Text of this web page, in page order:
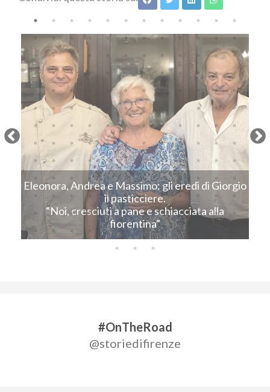
Eleonora, Andrea e Massimo: gli eredi di Giorgio
il pasticciere.
“Noi, cresciuti a pane e schiacciata alla
fiorentina”
Next
#OnTheRoad
@storiedifirenze